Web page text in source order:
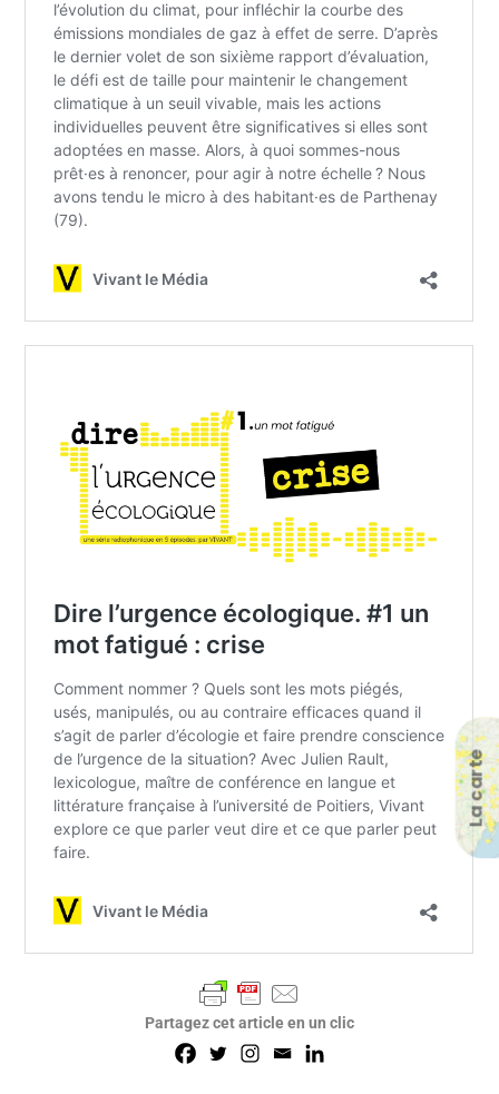
La carte
Partagez cet article en un clic